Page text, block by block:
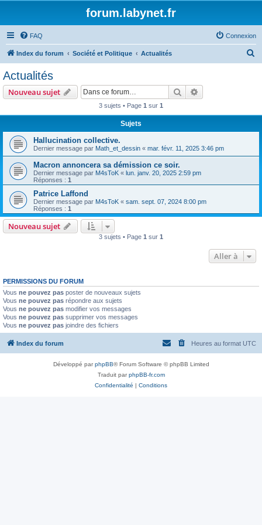
forum.labynet.fr
FAQ Connexion
Index du forum Société et Politique Actualités
Actualités
Nouveau sujet Rechercher
3 sujets • Page 1 sur 1
Sujets
Hallucination collective.
Dernier message par Math_et_dessin « mar. févr. 11, 2025 3:46 pm
Macron annoncera sa démission ce soir.
Dernier message par M4sToK « lun. janv. 20, 2025 2:59 pm
Réponses : 1
Patrice Laffond
Dernier message par M4sToK « sam. sept. 07, 2024 8:00 pm
Réponses : 1
Nouveau sujet
3 sujets • Page 1 sur 1
Aller à
PERMISSIONS DU FORUM
Vous ne pouvez pas poster de nouveaux sujets
Vous ne pouvez pas répondre aux sujets
Vous ne pouvez pas modifier vos messages
Vous ne pouvez pas supprimer vos messages
Vous ne pouvez pas joindre des fichiers
Index du forum Heures au format UTC
Développé parphpBB® Forum Software © phpBB Limited
Traduit parphpBB-fr.com
Confidentialité | Conditions